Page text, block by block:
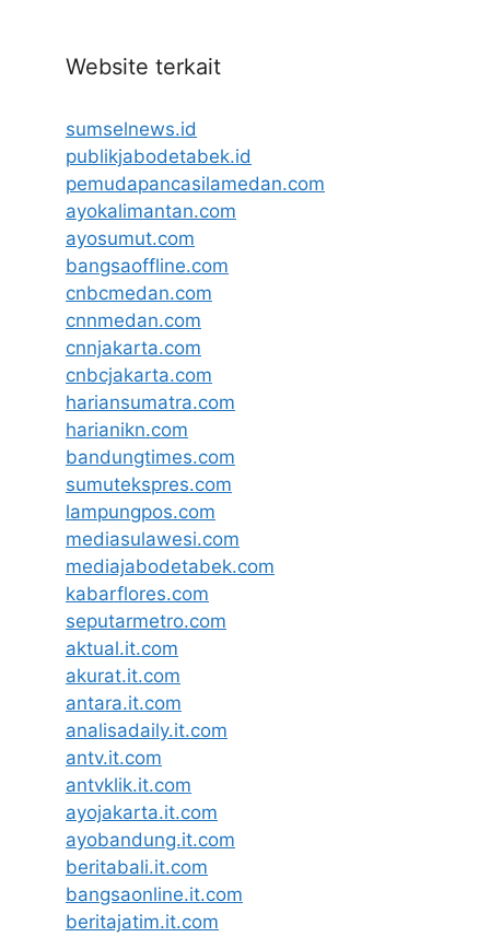
Website terkait
sumselnews.id
publikjabodetabek.id
pemudapancasilamedan.com
ayokalimantan.com
ayosumut.com
bangsaoffline.com
cnbcmedan.com
cnnmedan.com
cnnjakarta.com
cnbcjakarta.com
hariansumatra.com
harianikn.com
bandungtimes.com
sumutekspres.com
lampungpos.com
mediasulawesi.com
mediajabodetabek.com
kabarflores.com
seputarmetro.com
aktual.it.com
akurat.it.com
antara.it.com
analisadaily.it.com
antv.it.com
antvklik.it.com
ayojakarta.it.com
ayobandung.it.com
beritabali.it.com
bangsaonline.it.com
beritajatim.it.com